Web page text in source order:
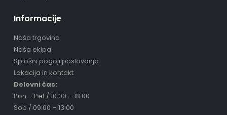
Informacije
Naša trgovina
Naša ekipa
Splošni pogoji poslovanja
Lokacija in kontakt
Delovni čas:
Pon – Pet / 10:00 – 18:00
Sob / 09:00 – 13:00